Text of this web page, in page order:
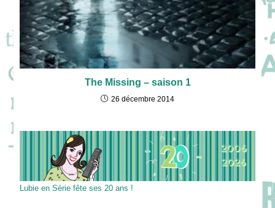
The Missing – saison 1
26 décembre 2014
Lubie en Série fête ses 20 ans !